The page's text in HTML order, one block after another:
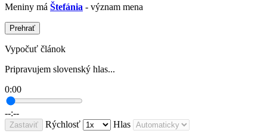
Meniny má Štefánia - význam mena
Prehrať
Vypočuť článok
Pripravujem slovenský hlas...
0:00
--:--
Zastaviť Rýchlosť Hlas